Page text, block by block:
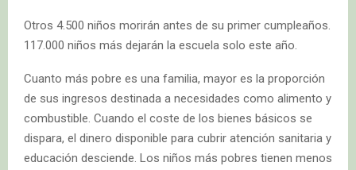
Otros 4.500 niños morirán antes de su primer cumpleaños.
117.000 niños más dejarán la escuela solo este año.
Cuanto más pobre es una familia, mayor es la proporción
de sus ingresos destinada a necesidades como alimento y
combustible. Cuando el coste de los bienes básicos se
dispara, el dinero disponible para cubrir atención sanitaria y
educación desciende. Los niños más pobres tienen menos